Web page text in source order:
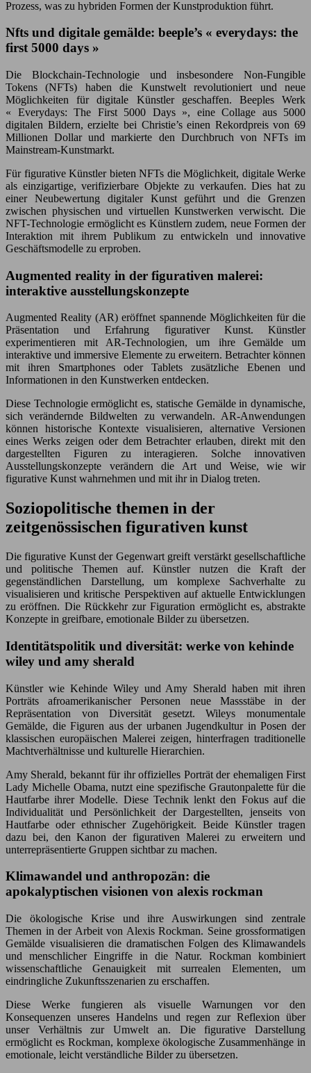
Prozess, was zu hybriden Formen der Kunstproduktion führt.
Nfts und digitale gemälde: beeple’s « everydays: the
first 5000 days »
Die Blockchain-Technologie und insbesondere Non-Fungible
Tokens (NFTs) haben die Kunstwelt revolutioniert und neue
Möglichkeiten für digitale Künstler geschaffen. Beeples Werk
« Everydays: The First 5000 Days », eine Collage aus 5000
digitalen Bildern, erzielte bei Christie’s einen Rekordpreis von 69
Millionen Dollar und markierte den Durchbruch von NFTs im
Mainstream-Kunstmarkt.
Für figurative Künstler bieten NFTs die Möglichkeit, digitale Werke
als einzigartige, verifizierbare Objekte zu verkaufen. Dies hat zu
einer Neubewertung digitaler Kunst geführt und die Grenzen
zwischen physischen und virtuellen Kunstwerken verwischt. Die
NFT-Technologie ermöglicht es Künstlern zudem, neue Formen der
Interaktion mit ihrem Publikum zu entwickeln und innovative
Geschäftsmodelle zu erproben.
Augmented reality in der figurativen malerei:
interaktive ausstellungskonzepte
Augmented Reality (AR) eröffnet spannende Möglichkeiten für die
Präsentation und Erfahrung figurativer Kunst. Künstler
experimentieren mit AR-Technologien, um ihre Gemälde um
interaktive und immersive Elemente zu erweitern. Betrachter können
mit ihren Smartphones oder Tablets zusätzliche Ebenen und
Informationen in den Kunstwerken entdecken.
Diese Technologie ermöglicht es, statische Gemälde in dynamische,
sich verändernde Bildwelten zu verwandeln. AR-Anwendungen
können historische Kontexte visualisieren, alternative Versionen
eines Werks zeigen oder dem Betrachter erlauben, direkt mit den
dargestellten Figuren zu interagieren. Solche innovativen
Ausstellungskonzepte verändern die Art und Weise, wie wir
figurative Kunst wahrnehmen und mit ihr in Dialog treten.
Soziopolitische themen in der
zeitgenössischen figurativen kunst
Die figurative Kunst der Gegenwart greift verstärkt gesellschaftliche
und politische Themen auf. Künstler nutzen die Kraft der
gegenständlichen Darstellung, um komplexe Sachverhalte zu
visualisieren und kritische Perspektiven auf aktuelle Entwicklungen
zu eröffnen. Die Rückkehr zur Figuration ermöglicht es, abstrakte
Konzepte in greifbare, emotionale Bilder zu übersetzen.
Identitätspolitik und diversität: werke von kehinde
wiley und amy sherald
Künstler wie Kehinde Wiley und Amy Sherald haben mit ihren
Porträts afroamerikanischer Personen neue Massstäbe in der
Repräsentation von Diversität gesetzt. Wileys monumentale
Gemälde, die Figuren aus der urbanen Jugendkultur in Posen der
klassischen europäischen Malerei zeigen, hinterfragen traditionelle
Machtverhältnisse und kulturelle Hierarchien.
Amy Sherald, bekannt für ihr offizielles Porträt der ehemaligen First
Lady Michelle Obama, nutzt eine spezifische Grautonpalette für die
Hautfarbe ihrer Modelle. Diese Technik lenkt den Fokus auf die
Individualität und Persönlichkeit der Dargestellten, jenseits von
Hautfarbe oder ethnischer Zugehörigkeit. Beide Künstler tragen
dazu bei, den Kanon der figurativen Malerei zu erweitern und
unterrepräsentierte Gruppen sichtbar zu machen.
Klimawandel und anthropozän: die
apokalyptischen visionen von alexis rockman
Die ökologische Krise und ihre Auswirkungen sind zentrale
Themen in der Arbeit von Alexis Rockman. Seine grossformatigen
Gemälde visualisieren die dramatischen Folgen des Klimawandels
und menschlicher Eingriffe in die Natur. Rockman kombiniert
wissenschaftliche Genauigkeit mit surrealen Elementen, um
eindringliche Zukunftsszenarien zu erschaffen.
Diese Werke fungieren als visuelle Warnungen vor den
Konsequenzen unseres Handelns und regen zur Reflexion über
unser Verhältnis zur Umwelt an. Die figurative Darstellung
ermöglicht es Rockman, komplexe ökologische Zusammenhänge in
emotionale, leicht verständliche Bilder zu übersetzen.